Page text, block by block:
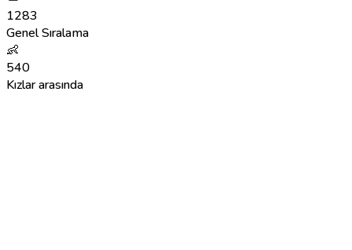
1283
Genel Sıralama
👶
540
Kızlar arasında